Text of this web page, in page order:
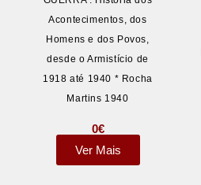
Acontecimentos, dos
Homens e dos Povos,
desde o Armistício de
1918 até 1940 * Rocha
Martins 1940
0€
Ver Mais